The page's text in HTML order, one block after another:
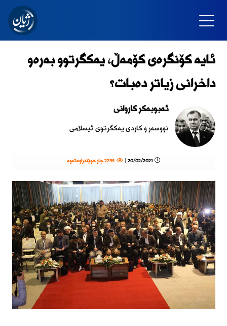
ئایە کۆنگرەی کۆمەڵ، یەکگرتوو بەرەو
داخرانی زیاتر دەبات؟
ئەبوبەکر کاروانی
نووسەر و کاردی یەکگرتوی ئیسلامی
20/02/2021 | 2295 جار خوێندراوەتەوە